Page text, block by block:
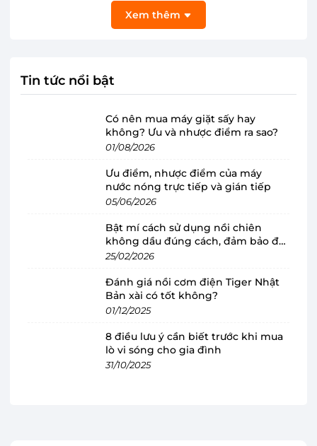
Máy nước nóng trực tiếp đa điểm (Multi
hữu thiết kế hiện đại, sang trọng
Máy nước nóng Stiebel Eltron
cong mềm mại, tạo nên một vẻ đẹp hiện đại và
sang trọng. Gam màu bạc chủ đạo kết hợp với
các chi tiết đen viền tạo nên sự hài hòa và thu
hút ánh nhìn. Thiết kế này không chỉ mang lại
tính thẩm mỹ cho sản phẩm mà còn dễ dàng
Xem thêm
Tin tức nổi bật
Có nên mua máy giặt sấy hay
không? Ưu và nhược điểm ra sao?
01/08/2026
Ưu điểm, nhược điểm của máy
nước nóng trực tiếp và gián tiếp
05/06/2026
Bật mí cách sử dụng nồi chiên
không dầu đúng cách, đảm bảo độ
bền
25/02/2026
Đánh giá nồi cơm điện Tiger Nhật
Bản xài có tốt không?
01/12/2025
8 điều lưu ý cần biết trước khi mua
lò vi sóng cho gia đình
31/10/2025